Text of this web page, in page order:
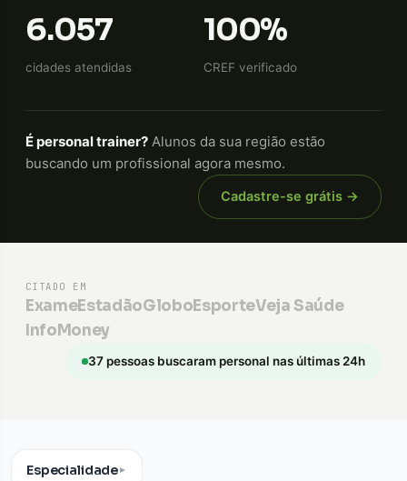
6.057
cidades atendidas
100%
CREF verificado
É personal trainer? Alunos da sua região estão
buscando um profissional agora mesmo.
Cadastre-se grátis →
CITADO EM
ExameEstadãoGloboEsporteVeja Saúde
InfoMoney
37 pessoas buscaram personal nas últimas 24h
Especialidade▼